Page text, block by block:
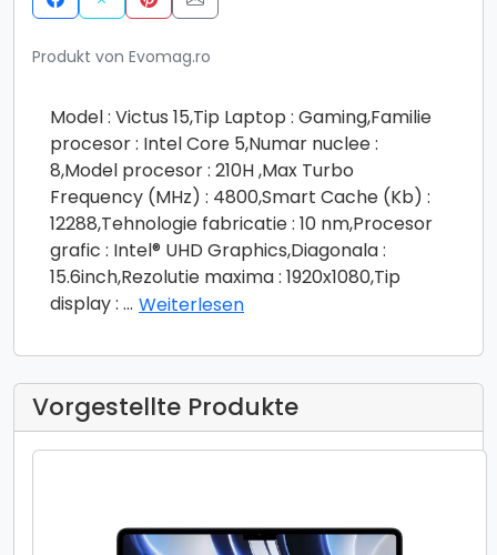
Produkt von Evomag.ro
Model : Victus 15,Tip Laptop : Gaming,Familie
procesor : Intel Core 5,Numar nuclee :
8,Model procesor : 210H ,Max Turbo
Frequency (MHz) : 4800,Smart Cache (Kb) :
12288,Tehnologie fabricatie : 10 nm,Procesor
grafic : Intel® UHD Graphics,Diagonala :
15.6inch,Rezolutie maxima : 1920x1080,Tip
display : ... Weiterlesen
Vorgestellte Produkte